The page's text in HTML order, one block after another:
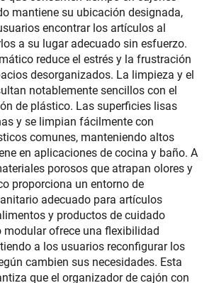
mantiene su ubicación designada,
encontrar los artículos al
a su lugar adecuado sin esfuerzo.
reduce el estrés y la frustración
desorganizados. La limpieza y el
notablemente sencillos con el
de plástico. Las superficies lisas
y se limpian fácilmente con
comunes, manteniendo altos
en aplicaciones de cocina y baño. A
porosos que atrapan olores y
proporciona un entorno de
adecuado para artículos
y productos de cuidado
modular ofrece una flexibilidad
a los usuarios reconfigurar los
cambien sus necesidades. Esta
que el organizador de cajón con